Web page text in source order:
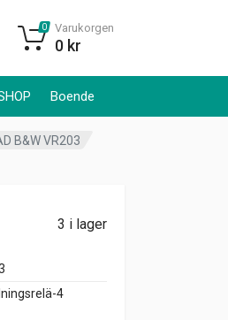
Boende
0 Varukorgen
0 kr
B&W VR203
3 i lager
4